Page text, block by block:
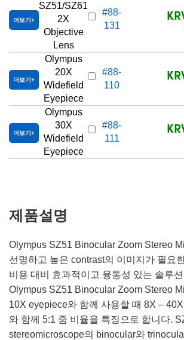
더보기
SZ51/SZ61
2X
Objective
Lens
#88-
131
더보기
Olympus
20X
Widefield
Eyepiece
#88-
110
더보기
Olympus
30X
Widefield
Eyepiece
#88-
111
제품설명
Olympus SZ51 Binocular Zoom Stereo
선명하고 높은 contrast의 이미지가 필요
비용 대비 효과적이고 융통성 있는 솔루
Olympus SZ51 Binocular Zoom Stereo
10X eyepiece와 함께 사용할 때 8X –
와 함께 5:1 줌 비율을 특징으로 합니다.
stereomicroscope의 binocular와